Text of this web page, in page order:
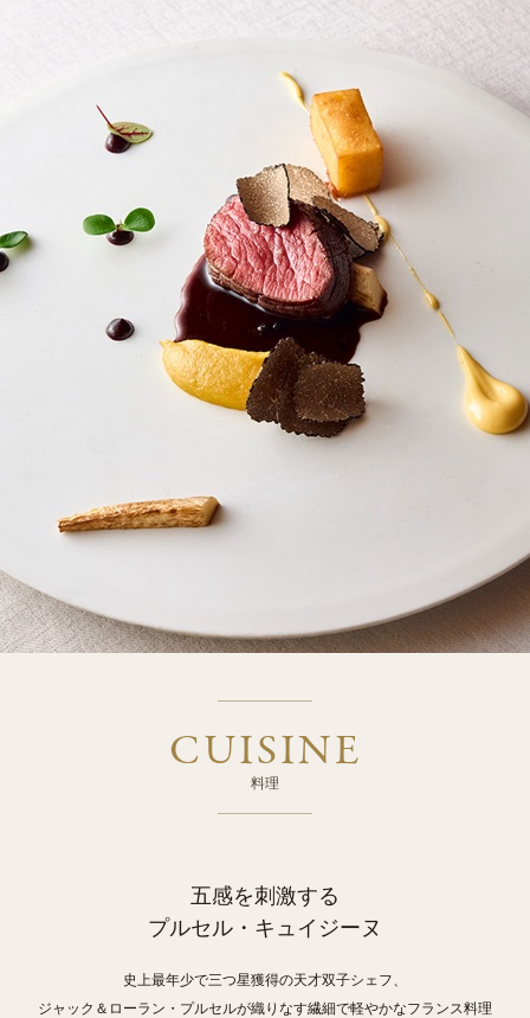
CUISINE
料理
五感を刺激する
プルセル・キュイジーヌ
史上最年少で三つ星獲得の天才双子シェフ、
ジャック＆ローラン・プルセルが織りなす繊細で軽やかなフランス料理